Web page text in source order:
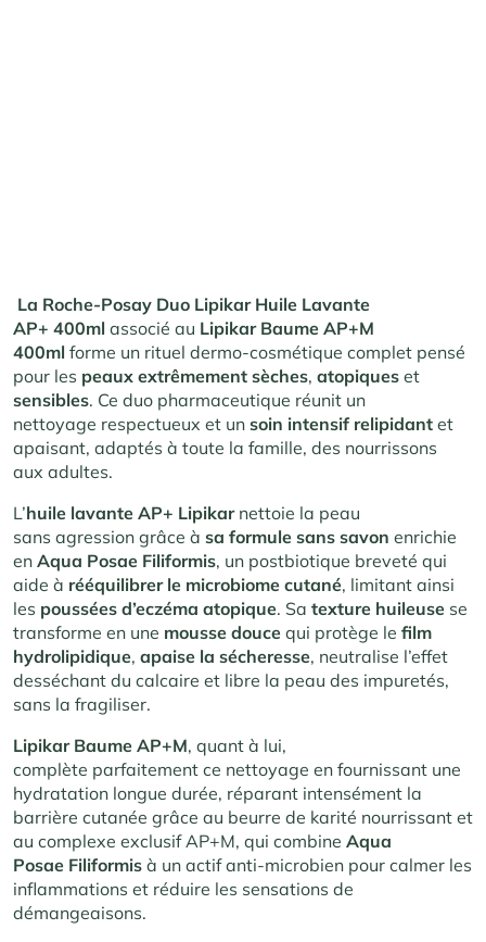
La Roche-Posay Duo Lipikar Huile Lavante
AP+ 400ml associé au Lipikar Baume AP+M
400ml forme un rituel dermo-cosmétique complet pensé
pour les peaux extrêmement sèches, atopiques et
sensibles. Ce duo pharmaceutique réunit un
nettoyage respectueux et un soin intensif relipidant et
apaisant, adaptés à toute la famille, des nourrissons
aux adultes.
L’huile lavante AP+ Lipikarnettoie la peau
sans agression grâce à sa formule sans savon enrichie
en Aqua Posae Filiformis, un postbiotique breveté qui
aide à rééquilibrer le microbiome cutané, limitant ainsi
les poussées d’eczéma atopique. Sa texture huileuse se
transforme en une mousse douce qui protège le film
hydrolipidique, apaise la sécheresse, neutralise l’effet
desséchant du calcaire et libre la peau des impuretés,
sans la fragiliser.
Lipikar Baume AP+M, quant à lui,
complète parfaitement ce nettoyage en fournissant une
hydratation longue durée, réparant intensément la
barrière cutanée grâce au beurre de karité nourrissant et
au complexe exclusif AP+M, qui combine Aqua
Posae Filiformis à un actif anti-microbien pour calmer les
inflammations et réduire les sensations de
démangeaisons.